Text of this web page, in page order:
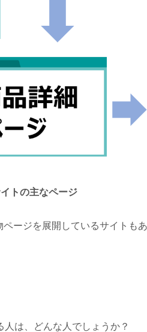
トの主なページ
ージを展開しているサイトも
は、どんな人でしょうか？